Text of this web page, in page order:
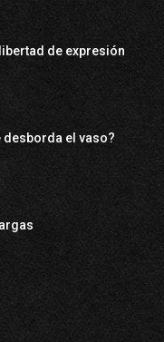
de expresión
desborda el vaso?